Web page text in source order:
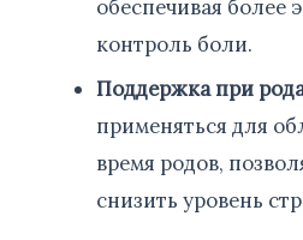
обеспечивая более
контроль боли.
Поддержка при
применяться для
время родов,
снизить уровень